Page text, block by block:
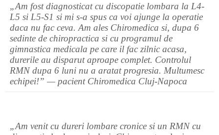
„Am fost diagnosticat cu discopatie lombara la L4-
L5 si L5-S1 si mi s-a spus ca voi ajunge la operatie
daca nu fac ceva. Am ales Chiromedica si, dupa 6
sedinte de chiropractica si cu programul de
gimnastica medicala pe care il fac zilnic acasa,
durerile au disparut aproape complet. Controlul
RMN dupa 6 luni nu a aratat progresia. Multumesc
echipei!” — pacient Chiromedica Cluj-Napoca
„Am venit cu dureri lombare cronice si un RMN cu